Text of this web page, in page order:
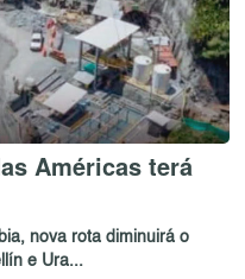
Américas terá
nova rota diminuirá o
e Ura...